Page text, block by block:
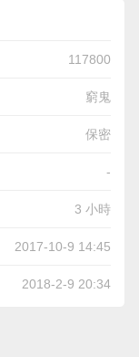
117800
窮鬼
保密
-
3 小時
2017-10-9 14:45
2018-2-9 20:34